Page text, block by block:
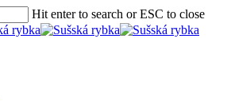
Hit enter to search or ESC to close